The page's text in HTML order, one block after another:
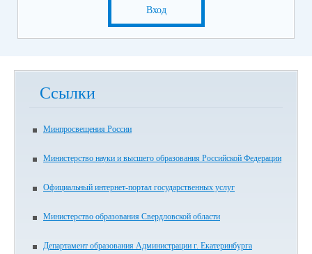
Вход
Ссылки
Минпросвещения России
Министерство науки и высшего образования Российской Федерации
Официальный интернет-портал государственных услуг
Министерство образования Свердловской области
Департамент образования Администрации г. Екатеринбурга